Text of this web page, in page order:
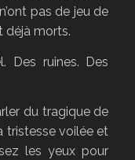
pas de jeu de
déjà morts.
Des ruines. Des
du tragique de
tristesse voilée et
les yeux pour